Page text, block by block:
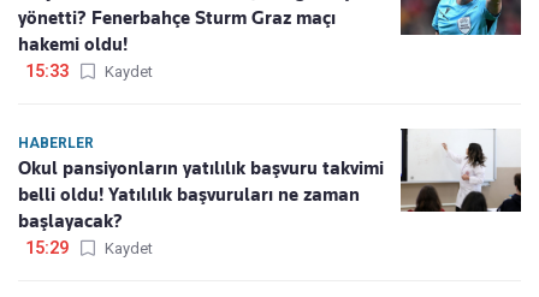
yönetti? Fenerbahçe Sturm Graz maçı
hakemi oldu!
15:33 Kaydet
HABERLER
Okul pansiyonların yatılılık başvuru takvimi
belli oldu! Yatılılık başvuruları ne zaman
başlayacak?
15:29 Kaydet